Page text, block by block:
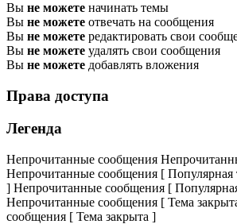
Вы не можете начинать темы
Вы не можете отвечать на сообщения
Вы не можете редактировать свои
Вы не можете удалять свои сообщения
Вы не можете добавлять вложения
Права доступа
Легенда
Непрочитанные сообщения
Непрочитанные сообщения [ Популярная
] Непрочитанные сообщения [
Непрочитанные сообщения [ Тема
сообщения [ Тема закрыта ]